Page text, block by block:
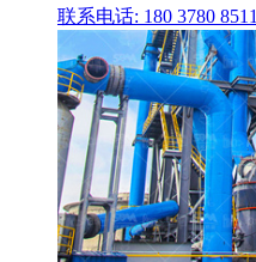
联系电话: 180 3780 8511